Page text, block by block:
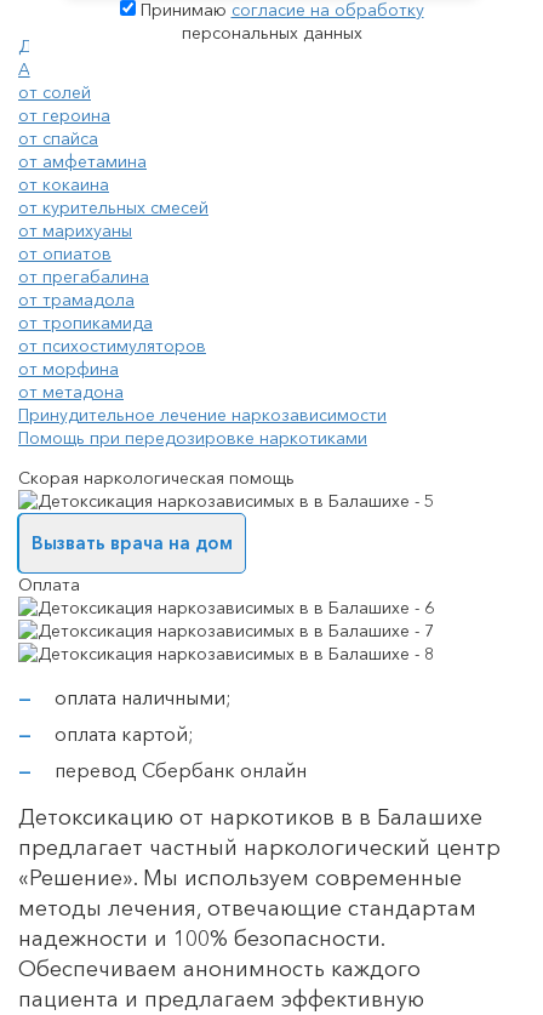
Детоксикация наркозависимых
Анонимное лечение наркомании
от солей
от героина
от спайса
от амфетамина
от кокаина
от курительных смесей
от марихуаны
от опиатов
от прегабалина
от трамадола
от тропикамида
от психостимуляторов
от морфина
от метадона
Принудительное лечение наркозависимости
Помощь при передозировке наркотиками
Скорая наркологическая помощь
Вызвать врача на дом
Оплата
оплата наличными;
оплата картой;
перевод Сбербанк онлайн
Детоксикацию от наркотиков в в Балашихе
предлагает частный наркологический центр
«Решение». Мы используем современные
методы лечения, отвечающие стандартам
надежности и 100% безопасности.
Обеспечиваем анонимность каждого
пациента и предлагаем эффективную
Принимаю согласие на обработку
персональных данных